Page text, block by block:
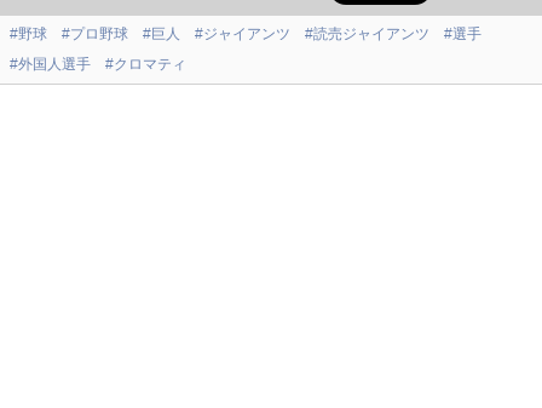
#野球 #プロ野球 #巨人 #ジャイアンツ #読売ジャイアンツ
#選手
#外国人選手
#クロマティ